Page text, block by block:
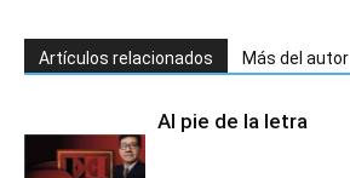
Artículos relacionados Más del autor
Al pie de la letra